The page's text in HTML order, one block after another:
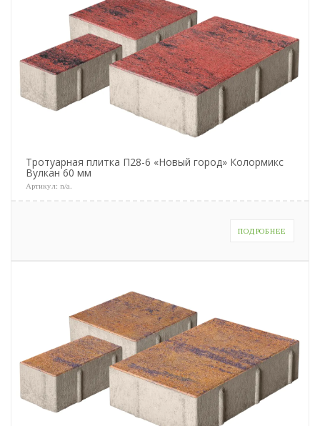
Тротуарная плитка П28-6 «Новый город» Колормикс
Вулкан 60 мм
Артикул: n/a
ПОДРОБНЕЕ